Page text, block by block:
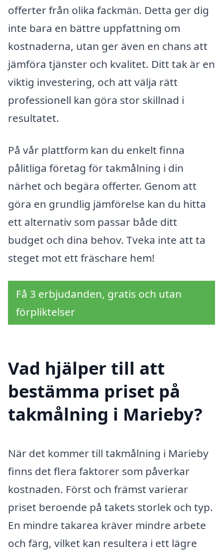
offerter från olika fackmän. Detta ger dig
inte bara en bättre uppfattning om
kostnaderna, utan ger även en chans att
jämföra tjänster och kvalitet. Ditt tak är en
viktig investering, och att välja rätt
professionell kan göra stor skillnad i
resultatet.
På vår plattform kan du enkelt finna
pålitliga företag för takmålning i din
närhet och begära offerter. Genom att
göra en grundlig jämförelse kan du hitta
ett alternativ som passar både ditt
budget och dina behov. Tveka inte att ta
steget mot ett fräschare hem!
Få 3 erbjudanden, gratis och utan
förpliktelser
Vad hjälper till att
bestämma priset på
takmålning i Marieby?
När det kommer till takmålning i Marieby
finns det flera faktorer som påverkar
kostnaden. Först och främst varierar
priset beroende på takets storlek och typ.
En mindre takarea kräver mindre arbete
och färg, vilket kan resultera i ett lägre